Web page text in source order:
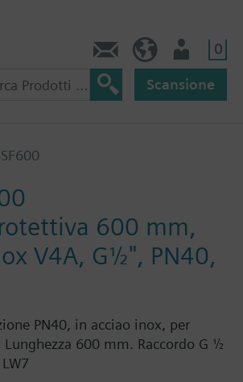
0
Scansione
per RAK-T e RAK-S
600 mm,
V4A, G½", PN40,
PN40, in acciao inox, per
Lunghezza 600 mm. Raccordo G ½